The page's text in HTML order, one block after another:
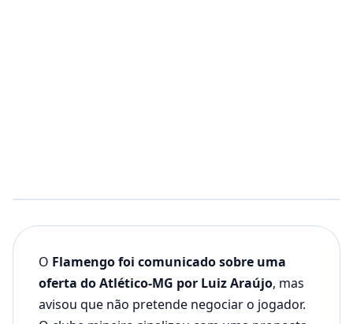
O Flamengo foi comunicado sobre uma
oferta do Atlético-MG por Luiz Araújo, mas
avisou que não pretende negociar o jogador.